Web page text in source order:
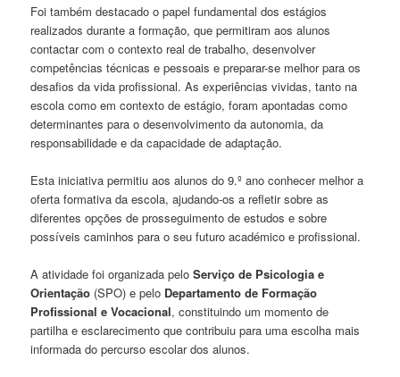
Foi também destacado o papel fundamental dos estágios
realizados durante a formação, que permitiram aos alunos
contactar com o contexto real de trabalho, desenvolver
competências técnicas e pessoais e preparar-se melhor para os
desafios da vida profissional. As experiências vividas, tanto na
escola como em contexto de estágio, foram apontadas como
determinantes para o desenvolvimento da autonomia, da
responsabilidade e da capacidade de adaptação.
Esta iniciativa permitiu aos alunos do 9.º ano conhecer melhor a
oferta formativa da escola, ajudando-os a refletir sobre as
diferentes opções de prosseguimento de estudos e sobre
possíveis caminhos para o seu futuro académico e profissional.
A atividade foi organizada peloServiço de Psicologia e
Orientação (SPO) e pelo Departamento de Formação
Profissional e Vocacional, constituindo um momento de
partilha e esclarecimento que contribuiu para uma escolha mais
informada do percurso escolar dos alunos.